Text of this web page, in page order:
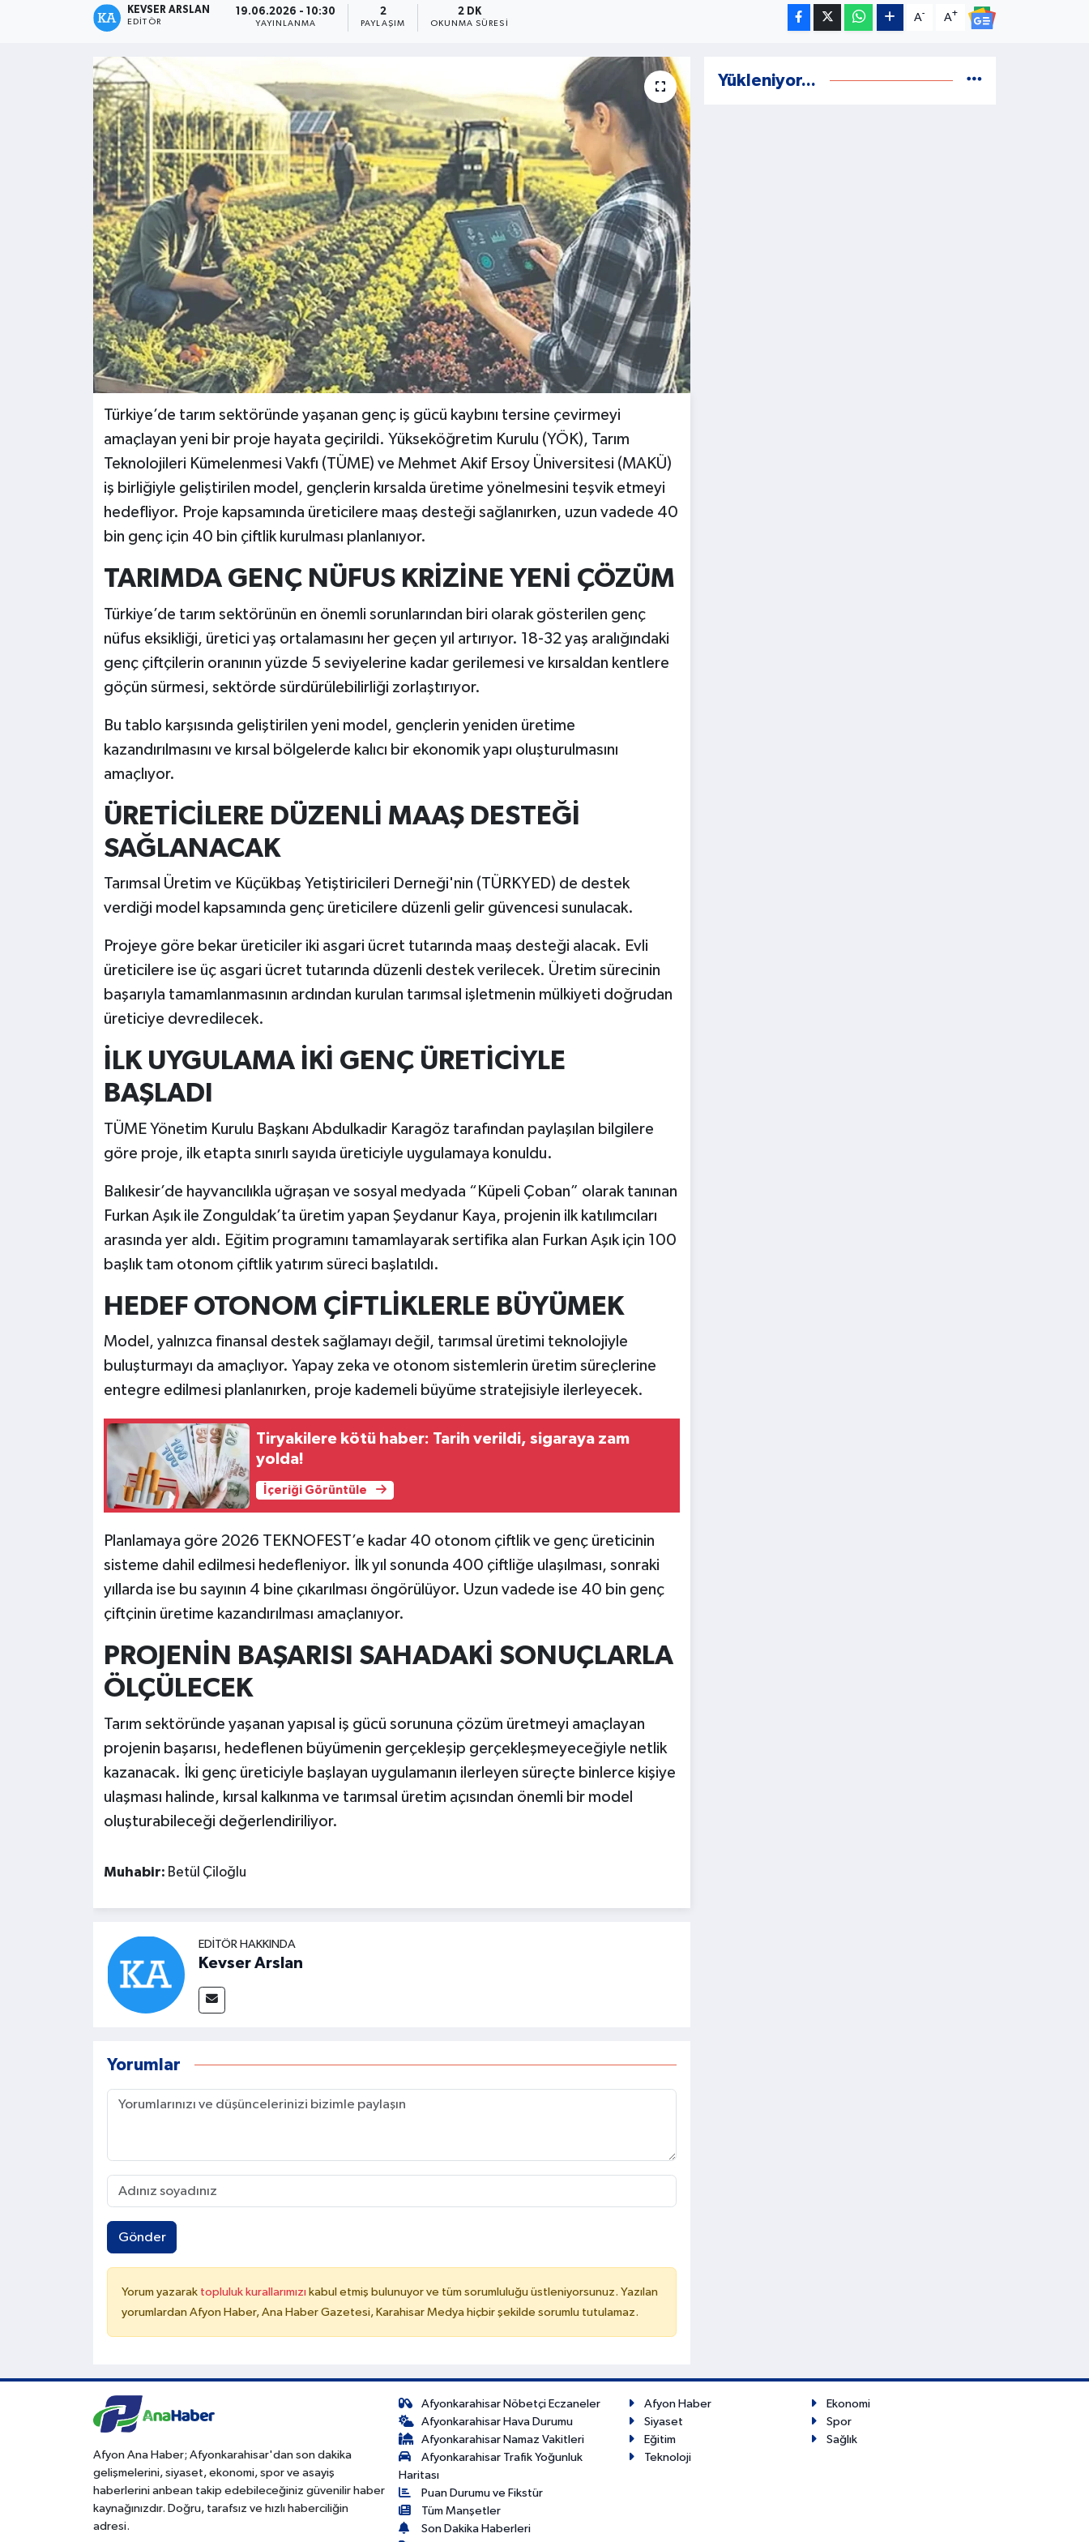
KEVSER ARSLAN
EDITÖR
19.06.2026 - 10:30
YAYINLANMA
2
PAYLAŞIM
2 DK
OKUNMA SÜRESI
A- A+
Türkiye’de tarım sektöründe yaşanan genç iş gücü kaybını tersine çevirmeyi
amaçlayan yeni bir proje hayata geçirildi. Yükseköğretim Kurulu (YÖK), Tarım
Teknolojileri Kümelenmesi Vakfı (TÜME) ve Mehmet Akif Ersoy Üniversitesi (MAKÜ)
iş birliğiyle geliştirilen model, gençlerin kırsalda üretime yönelmesini teşvik etmeyi
hedefliyor. Proje kapsamında üreticilere maaş desteği sağlanırken, uzun vadede 40
bin genç için 40 bin çiftlik kurulması planlanıyor.
TARIMDA GENÇ NÜFUS KRİZİNE YENİ ÇÖZÜM
Türkiye’de tarım sektörünün en önemli sorunlarından biri olarak gösterilen genç
nüfus eksikliği, üretici yaş ortalamasını her geçen yıl artırıyor. 18-32 yaş aralığındaki
genç çiftçilerin oranının yüzde 5 seviyelerine kadar gerilemesi ve kırsaldan kentlere
göçün sürmesi, sektörde sürdürülebilirliği zorlaştırıyor.
Bu tablo karşısında geliştirilen yeni model, gençlerin yeniden üretime
kazandırılmasını ve kırsal bölgelerde kalıcı bir ekonomik yapı oluşturulmasını
amaçlıyor.
ÜRETİCİLERE DÜZENLİ MAAŞ DESTEĞİ
SAĞLANACAK
Tarımsal Üretim ve Küçükbaş Yetiştiricileri Derneği'nin (TÜRKYED) de destek
verdiği model kapsamında genç üreticilere düzenli gelir güvencesi sunulacak.
Projeye göre bekar üreticiler iki asgari ücret tutarında maaş desteği alacak. Evli
üreticilere ise üç asgari ücret tutarında düzenli destek verilecek. Üretim sürecinin
başarıyla tamamlanmasının ardından kurulan tarımsal işletmenin mülkiyeti doğrudan
üreticiye devredilecek.
İLK UYGULAMA İKİ GENÇ ÜRETİCİYLE
BAŞLADI
TÜME Yönetim Kurulu Başkanı Abdulkadir Karagöz tarafından paylaşılan bilgilere
göre proje, ilk etapta sınırlı sayıda üreticiyle uygulamaya konuldu.
Balıkesir’de hayvancılıkla uğraşan ve sosyal medyada “Küpeli Çoban” olarak tanınan
Furkan Aşık ile Zonguldak’ta üretim yapan Şeydanur Kaya, projenin ilk katılımcıları
arasında yer aldı. Eğitim programını tamamlayarak sertifika alan Furkan Aşık için 100
başlık tam otonom çiftlik yatırım süreci başlatıldı.
HEDEF OTONOM ÇİFTLİKLERLE BÜYÜMEK
Model, yalnızca finansal destek sağlamayı değil, tarımsal üretimi teknolojiyle
buluşturmayı da amaçlıyor. Yapay zeka ve otonom sistemlerin üretim süreçlerine
entegre edilmesi planlanırken, proje kademeli büyüme stratejisiyle ilerleyecek.
Tiryakilere kötü haber: Tarih verildi, sigaraya zam
yolda!
İçeriği Görüntüle
Planlamaya göre 2026 TEKNOFEST’e kadar 40 otonom çiftlik ve genç üreticinin
sisteme dahil edilmesi hedefleniyor. İlk yıl sonunda 400 çiftliğe ulaşılması, sonraki
yıllarda ise bu sayının 4 bine çıkarılması öngörülüyor. Uzun vadede ise 40 bin genç
çiftçinin üretime kazandırılması amaçlanıyor.
PROJENİN BAŞARISI SAHADAKİ SONUÇLARLA
ÖLÇÜLECEK
Tarım sektöründe yaşanan yapısal iş gücü sorununa çözüm üretmeyi amaçlayan
projenin başarısı, hedeflenen büyümenin gerçekleşip gerçekleşmeyeceğiyle netlik
kazanacak. İki genç üreticiyle başlayan uygulamanın ilerleyen süreçte binlerce kişiye
ulaşması halinde, kırsal kalkınma ve tarımsal üretim açısından önemli bir model
oluşturabileceği değerlendiriliyor.
Muhabir: Betül Çiloğlu
EDITÖR HAKKINDA
Kevser Arslan
Yorumlar
Gönder
Yorum yazarak topluluk kurallarımızı kabul etmiş bulunuyor ve tüm sorumluluğu üstleniyorsunuz. Yazılan
yorumlardan Afyon Haber, Ana Haber Gazetesi, Karahisar Medya hiçbir şekilde sorumlu tutulamaz.
Yükleniyor...
Afyon Ana Haber; Afyonkarahisar'dan son dakika
gelişmelerini, siyaset, ekonomi, spor ve asayiş
haberlerini anbean takip edebileceğiniz güvenilir haber
kaynağınızdır. Doğru, tarafsız ve hızlı haberciliğin
adresi.
Afyonkarahisar Nöbetçi Eczaneler
Afyonkarahisar Hava Durumu
Afyonkarahisar Namaz Vakitleri
Afyonkarahisar Trafik Yoğunluk
Haritası
Puan Durumu ve Fikstür
Tüm Manşetler
Son Dakika Haberleri
Afyon Haber
Ekonomi
Siyaset
Spor
Eğitim
Sağlık
Teknoloji
Kültür - Sanat